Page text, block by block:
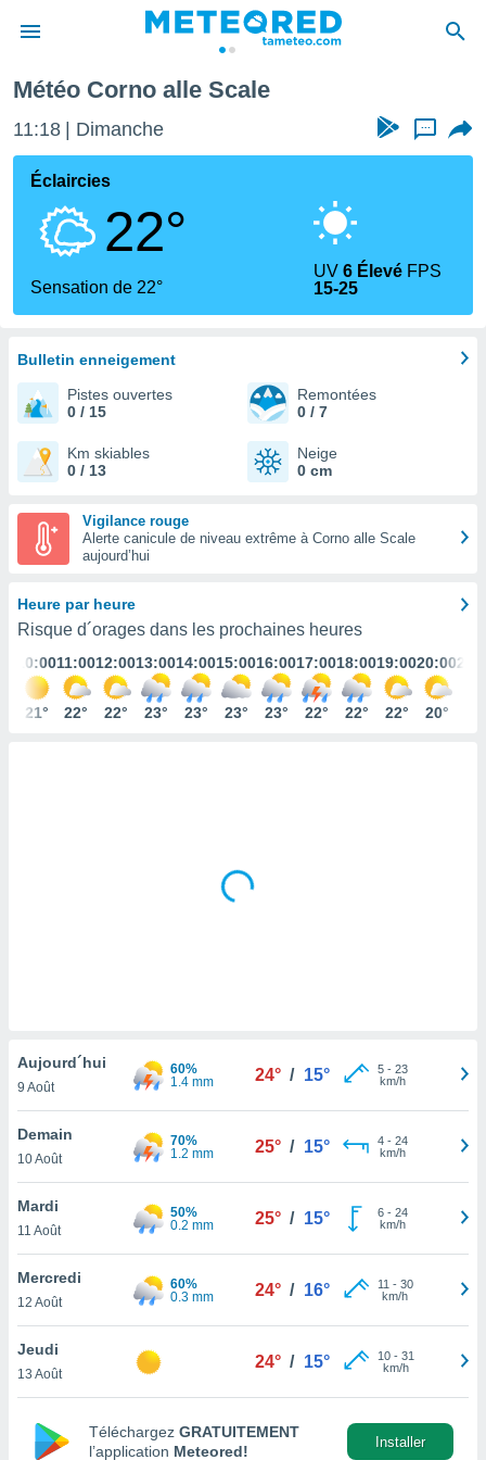
de
en
les
des
par le
vous
ou
de
le
ainsi
un
ACCEPTER
CONTINUER
PARAMÈTRES
Météo Corno alle Scale
11:18 Dimanche ...
Éclaircies
22°
Sensation de 22°
UV6 Élevé FPS
15-25
Bulletin enneigement
Pistes ouvertes
0 / 15
Remontées
0 / 7
Km skiables
0 / 13
Neige
0 cm
Vigilance rouge
Alerte canicule de niveau extrême à Corno alle Scale
aujourd’hui
Heure par heure
Risque d´orages dans les prochaines heures
10:00
21°
11:00
22°
12:00
22°
13:00
23°
14:00
23°
15:00
23°
16:00
23°
17:00
22°
18:00
22°
19:00
22°
20:00
20°
Aujourd´hui
9 Août
60%
1.4 mm
24° / 15° 5- 23
km/h
Demain
10 Août
70%
1.2 mm
25° / 15° 4- 24
km/h
Mardi
11 Août
50%
0.2 mm
25° / 15° 6- 24
km/h
Mercredi
12 Août
60%
0.3 mm
24° / 16° 11 - 30
km/h
Jeudi
13 Août
24° / 15° 10- 31
km/h
Téléchargez GRATUITEMENT
l’application Meteored!
Installer